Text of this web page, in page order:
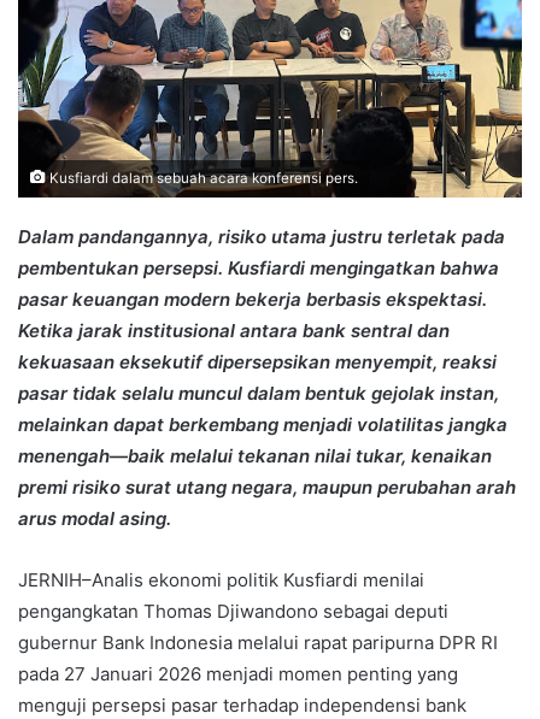
Kusfiardi dalam sebuah acara konferensi pers.
Dalam pandangannya, risiko utama justru terletak pada
pembentukan persepsi. Kusfiardi mengingatkan bahwa
pasar keuangan modern bekerja berbasis ekspektasi.
Ketika jarak institusional antara bank sentral dan
kekuasaan eksekutif dipersepsikan menyempit, reaksi
pasar tidak selalu muncul dalam bentuk gejolak instan,
melainkan dapat berkembang menjadi volatilitas jangka
menengah—baik melalui tekanan nilai tukar, kenaikan
premi risiko surat utang negara, maupun perubahan arah
arus modal asing.
JERNIH–Analis ekonomi politik Kusfiardi menilai
pengangkatan Thomas Djiwandono sebagai deputi
gubernur Bank Indonesia melalui rapat paripurna DPR RI
pada 27 Januari 2026 menjadi momen penting yang
menguji persepsi pasar terhadap independensi bank